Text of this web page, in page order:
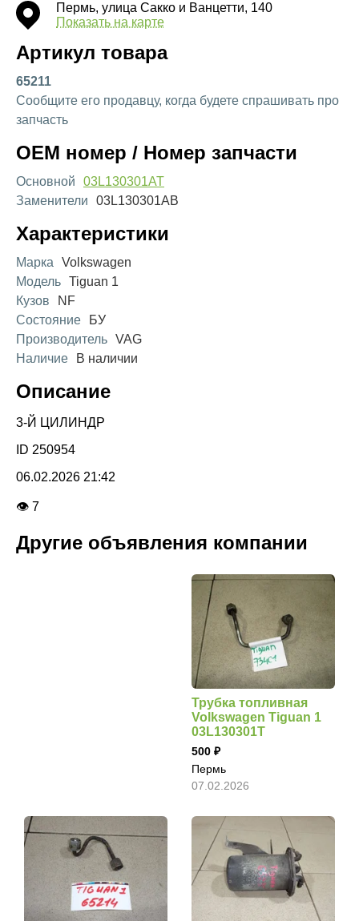
Пермь, улица Сакко и Ванцетти, 140
Показать на карте
Артикул товара
65211
Сообщите его продавцу, когда будете спрашивать про
запчасть
OEM номер / Номер запчасти
Основной
03L130301AT
Заменители
03L130301AB
Характеристики
Марка
Volkswagen
Модель Tiguan 1
Кузов
NF
Состояние
БУ
Производитель VAG
Наличие
В наличии
Описание
3-Й ЦИЛИНДР
ID 250954
06.02.2026 21:42
👁 7
Другие объявления компании
Трубка топливная
Volkswagen Tiguan 1
03L130301T
500
Пермь
07.02.2026